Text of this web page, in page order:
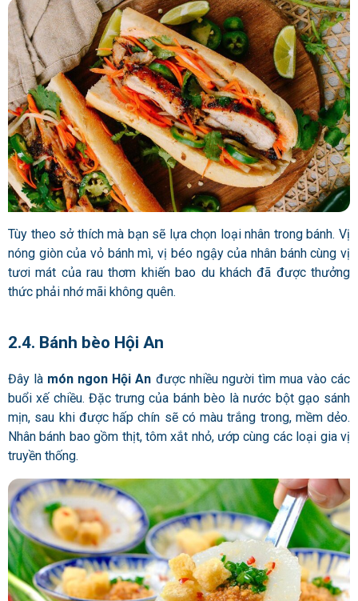
Tùy theo sở thích mà bạn sẽ lựa chọn loại nhân trong bánh. Vị
nóng giòn của vỏ bánh mì, vị béo ngậy của nhân bánh cùng vị
tươi mát của rau thơm khiến bao du khách đã được thưởng
thức phải nhớ mãi không quên.
2.4. Bánh bèo Hội An
Đây là món ngon Hội An được nhiều người tìm mua vào các
buổi xế chiều. Đặc trưng của bánh bèo là nước bột gạo sánh
mịn, sau khi được hấp chín sẽ có màu trắng trong, mềm dẻo.
Nhân bánh bao gồm thịt, tôm xắt nhỏ, ướp cùng các loại gia vị
truyền thống.